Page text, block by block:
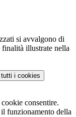
si avvalgono di
illustrate nella
i cookies
consentire.
funzionamento della